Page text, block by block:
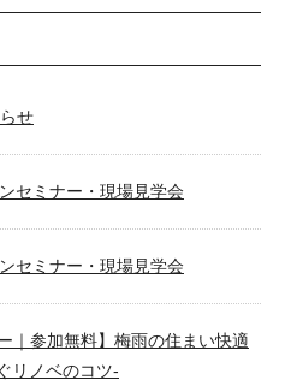
せ
セミナー・現場見学会
セミナー・現場見学会
｜参加無料】梅雨の住まい快適
リノベのコツ-